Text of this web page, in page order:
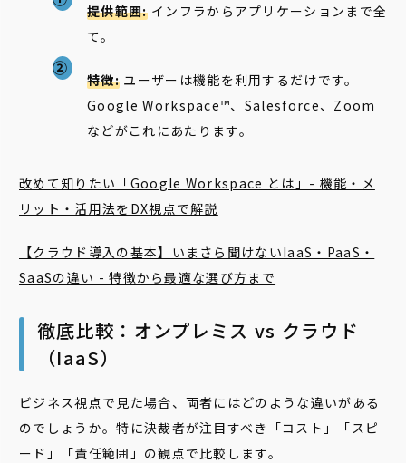
提供範囲:インフラからアプリケーションまで全
て。
特徴:ユーザーは機能を利用するだけです。
Google Workspace™、Salesforce、Zoom
などがこれにあたります。
改めて知りたい「Google Workspace とは」- 機能・メ
リット・活用法をDX視点で解説
【クラウド導入の基本】いまさら聞けないIaaS・PaaS・
SaaSの違い - 特徴から最適な選び方まで
徹底比較：オンプレミス vs クラウド
（IaaS）
ビジネス視点で見た場合、両者にはどのような違いがある
のでしょうか。特に決裁者が注目すべき「コスト」「スピ
ード」「責任範囲」の観点で比較します。